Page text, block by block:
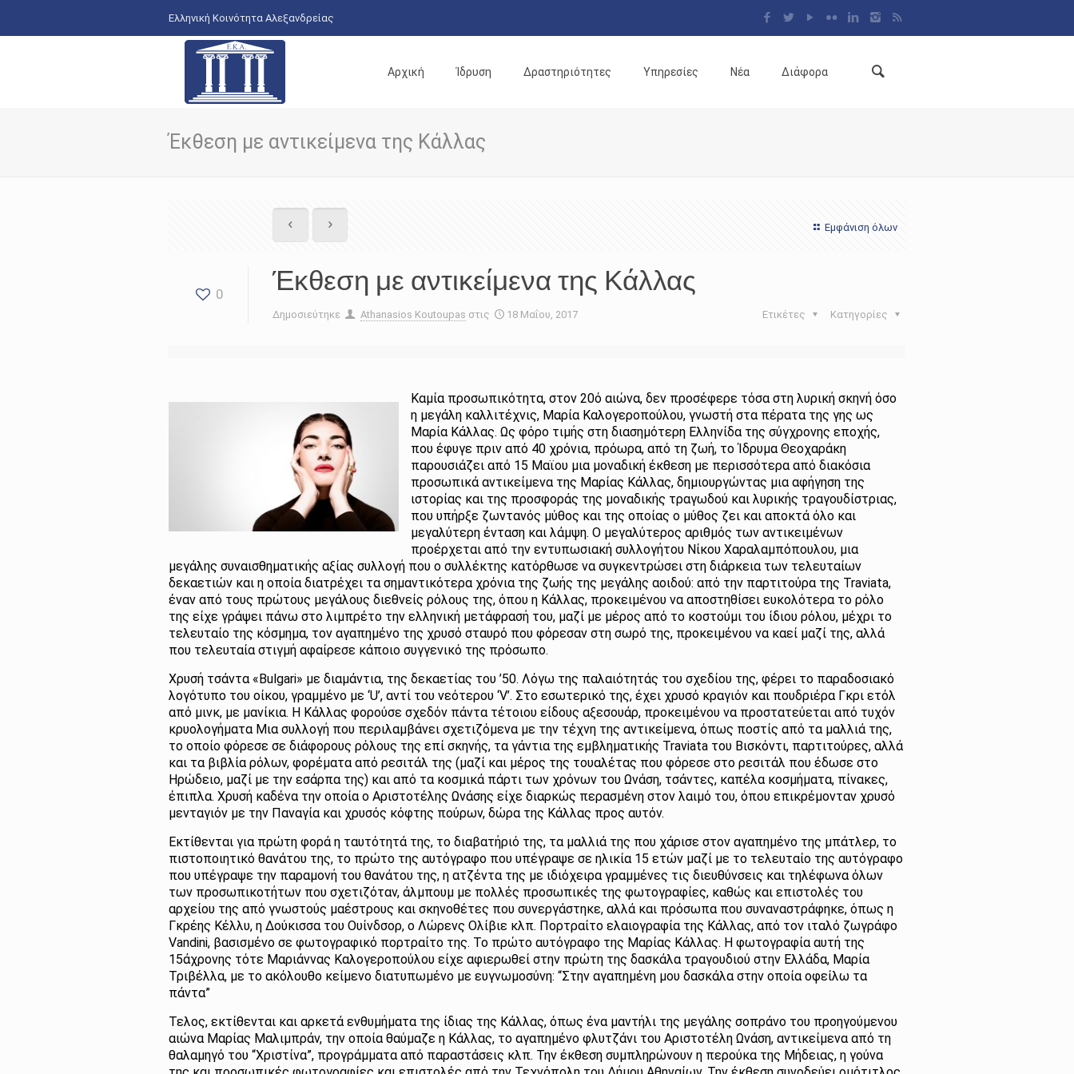
Ελληνική Κοινότητα Αλεξανδρείας
Αρχική Ίδρυση Δραστηριότητες Υπηρεσίες Νέα Διάφορα
Έκθεση με αντικείμενα της Κάλλας
Εμφάνιση όλων
0 Έκθεση με αντικείμενα της Κάλλας
Δημοσιεύτηκε Athanasios Koutoupas στις 18 Μαΐου, 2017 Κατηγορίες
Ετικέτες
Καμία προσωπικότητα, στον 20ό αιώνα, δεν προσέφερε τόσα στη λυρική σκηνή όσο
η μεγάλη καλλιτέχνις, Μαρία Καλογεροπούλου, γνωστή στα πέρατα της γης ως
Μαρία Κάλλας. Ως φόρο τιμής στη διασημότερη Ελληνίδα της σύγχρονης εποχής,
που έφυγε πριν από 40 χρόνια, πρόωρα, από τη ζωή, το Ίδρυμα Θεοχαράκη
παρουσιάζει από 15 Μαϊου μια μοναδική έκθεση με περισσότερα από διακόσια
προσωπικά αντικείμενα της Μαρίας Κάλλας, δημιουργώντας μια αφήγηση της
ιστορίας και της προσφοράς της μοναδικής τραγωδού και λυρικής τραγουδίστριας,
που υπήρξε ζωντανός μύθος και της οποίας ο μύθος ζει και αποκτά όλο και
μεγαλύτερη ένταση και λάμψη. Ο μεγαλύτερος αριθμός των αντικειμένων
προέρχεται από την εντυπωσιακή συλλογήτου Νίκου Χαραλαμπόπουλου, μια
μεγάλης συναισθηματικής αξίας συλλογή που ο συλλέκτης κατόρθωσε να συγκεντρώσει στη διάρκεια των τελευταίων
δεκαετιών και η οποία διατρέχει τα σημαντικότερα χρόνια της ζωής της μεγάλης αοιδού: από την παρτιτούρα της Traviata,
έναν από τους πρώτους μεγάλους διεθνείς ρόλους της, όπου η Κάλλας, προκειμένου να αποστηθίσει ευκολότερα το ρόλο
της είχε γράψει πάνω στο λιμπρέτο την ελληνική μετάφρασή του, μαζί με μέρος από το κοστούμι του ίδιου ρόλου, μέχρι το
τελευταίο της κόσμημα, τον αγαπημένο της χρυσό σταυρό που φόρεσαν στη σωρό της, προκειμένου να καεί μαζί της, αλλά
που τελευταία στιγμή αφαίρεσε κάποιο συγγενικό της πρόσωπο.
Χρυσή τσάντα «Bulgari» µε διαµάντια, της δεκαετίας του ’50. Λόγω της παλαιότητάς του σχεδίου της, φέρει το παραδοσιακό
λογότυπο του οίκου, γραµµένο µε ‘U’, αντί του νεότερου ‘V’. Στο εσωτερικό της, έχει χρυσό κραγιόν και πουδριέρα Γκρι ετόλ
από µινκ, µε µανίκια. Η Κάλλας φορούσε σχεδόν πάντα τέτοιου είδους αξεσουάρ, προκειµένου να προστατεύεται από τυχόν
κρυολογήµατα Μια συλλογή που περιλαμβάνει σχετιζόμενα με την τέχνη της αντικείμενα, όπως ποστίς από τα μαλλιά της,
το οποίο φόρεσε σε διάφορους ρόλους της επί σκηνής, τα γάντια της εμβληματικής Traviata του Βισκόντι, παρτιτούρες, αλλά
και τα βιβλία ρόλων, φορέματα από ρεσιτάλ της (μαζί και μέρος της τουαλέτας που φόρεσε στο ρεσιτάλ που έδωσε στο
Ηρώδειο, μαζί με την εσάρπα της) και από τα κοσμικά πάρτι των χρόνων του Ωνάση, τσάντες, καπέλα κοσμήματα, πίνακες,
έπιπλα. Χρυσή καδένα την οποία ο Αριστοτέλης Ωνάσης είχε διαρκώς περασμένη στον λαιμό του, όπου επικρέμονταν χρυσό
μενταγιόν με την Παναγία και χρυσός κόφτης πούρων, δώρα της Κάλλας προς αυτόν.
Εκτίθενται για πρώτη φορά η ταυτότητά της, το διαβατήριό της, τα μαλλιά της που χάρισε στον αγαπημένο της μπάτλερ, το
πιστοποιητικό θανάτου της, το πρώτο της αυτόγραφο που υπέγραψε σε ηλικία 15 ετών μαζί με το τελευταίο της αυτόγραφο
που υπέγραψε την παραμονή του θανάτου της, η ατζέντα της με ιδιόχειρα γραμμένες τις διευθύνσεις και τηλέφωνα όλων
των προσωπικοτήτων που σχετιζόταν, άλμπουμ με πολλές προσωπικές της φωτογραφίες, καθώς και επιστολές του
αρχείου της από γνωστούς μαέστρους και σκηνοθέτες που συνεργάστηκε, αλλά και πρόσωπα που συναναστράφηκε, όπως η
Γκρέης Κέλλυ, η Δούκισσα του Ουίνδσορ, ο Λώρενς Ολίβιε κλπ. Πορτραίτο ελαιογραφία της Κάλλας, από τον ιταλό ζωγράφο
Vandini, βασισμένο σε φωτογραφικό πορτραίτο της. Το πρώτο αυτόγραφο της Μαρίας Κάλλας. Η φωτογραφία αυτή της
15άχρονης τότε Μαριάννας Καλογεροπούλου είχε αφιερωθεί στην πρώτη της δασκάλα τραγουδιού στην Ελλάδα, Μαρία
Τριβέλλα, με το ακόλουθο κείμενο διατυπωμένο με ευγνωμοσύνη: “Στην αγαπημένη μου δασκάλα στην οποία οφείλω τα
πάντα”
Τελος, εκτίθενται και αρκετά ενθυμήματα της ίδιας της Κάλλας, όπως ένα μαντήλι της μεγάλης σοπράνο του προηγούμενου
αιώνα Μαρίας Μαλιμπράν, την οποία θαύμαζε η Κάλλας, το αγαπημένο φλυτζάνι του Αριστοτέλη Ωνάση, αντικείμενα από τη
θαλαμηγό του “Χριστίνα”, προγράμματα από παραστάσεις κλπ. Την έκθεση συμπληρώνουν η περούκα της Μήδειας, η γούνα